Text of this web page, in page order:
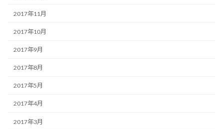
2017年11月
2017年10月
2017年9月
2017年8月
2017年5月
2017年4月
2017年3月